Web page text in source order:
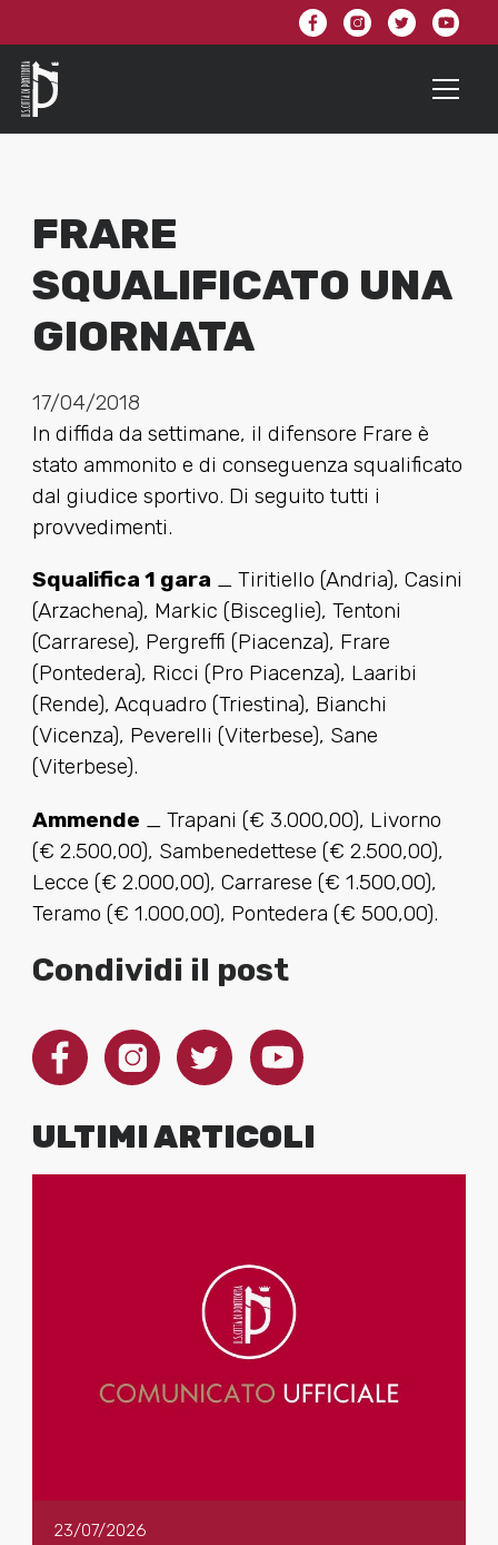
FRARE
SQUALIFICATO UNA
GIORNATA
17/04/2018
In diffida da settimane, il difensore Frare è
stato ammonito e di conseguenza squalificato
dal giudice sportivo. Di seguito tutti i
provvedimenti.
Squalifica 1 gara _ Tiritiello (Andria), Casini
(Arzachena), Markic (Bisceglie), Tentoni
(Carrarese), Pergreffi (Piacenza), Frare
(Pontedera), Ricci (Pro Piacenza), Laaribi
(Rende), Acquadro (Triestina), Bianchi
(Vicenza), Peverelli (Viterbese), Sane
(Viterbese).
Ammende _ Trapani (€ 3.000,00), Livorno
(€ 2.500,00), Sambenedettese (€ 2.500,00),
Lecce (€ 2.000,00), Carrarese (€ 1.500,00),
Teramo (€ 1.000,00), Pontedera (€ 500,00).
Condividi il post
ULTIMI ARTICOLI
23/07/2026